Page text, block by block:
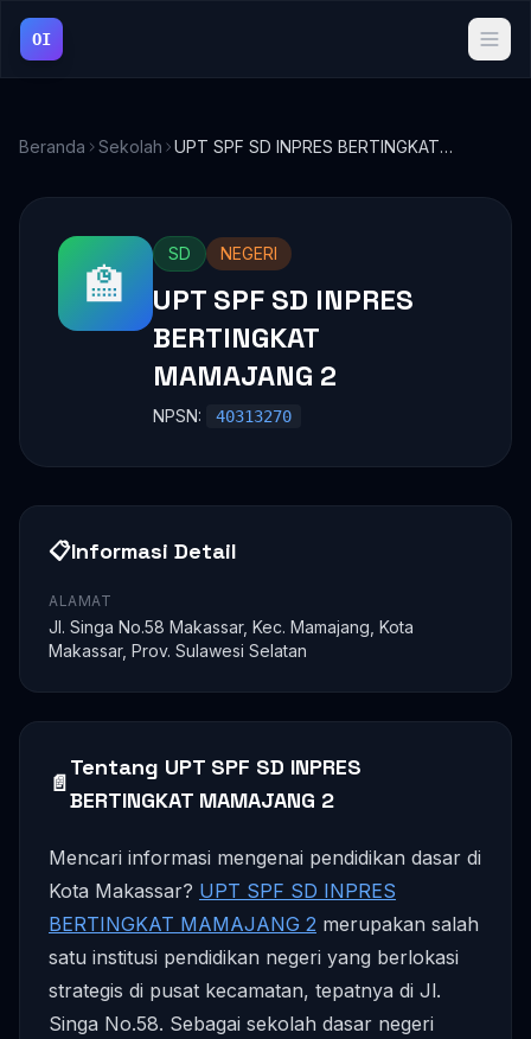
OI
Beranda Sekolah
UPT SPF SD INPRES BERTINGKAT
🏫
SD NEGERI
UPT SPF SD INPRES
BERTINGKAT
MAMAJANG 2
NPSN: 40313270
📋Informasi Detail
ALAMAT
Jl. Singa No.58 Makassar, Kec. Mamajang, Kota
Makassar, Prov. Sulawesi Selatan
📄
Tentang UPT SPF SD INPRES
BERTINGKAT MAMAJANG 2
Mencari informasi mengenai pendidikan dasar di
Kota Makassar? UPT SPF SD INPRES
BERTINGKAT MAMAJANG 2 merupakan salah
satu institusi pendidikan negeri yang berlokasi
strategis di pusat kecamatan, tepatnya di Jl.
Singa No.58. Sebagai sekolah dasar negeri